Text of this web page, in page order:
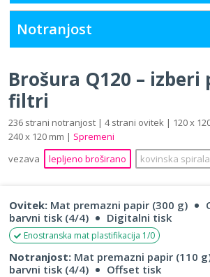
Notranjost
Brošura Q120 – izberi
filtri
236 strani notranjost | 4 strani ovitek | 120 x
240 x 120 mm | Spremeni
vezava
lepljeno broširano kovinska spirala
Ovitek: Mat premazni papir (300 g)
barvni tisk (4/4)
Digitalni tisk
Enostranska mat plastifikacija 1/0
Notranjost: Mat premazni papir (110
barvni tisk (4/4)
Offset tisk